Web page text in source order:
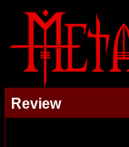
Review